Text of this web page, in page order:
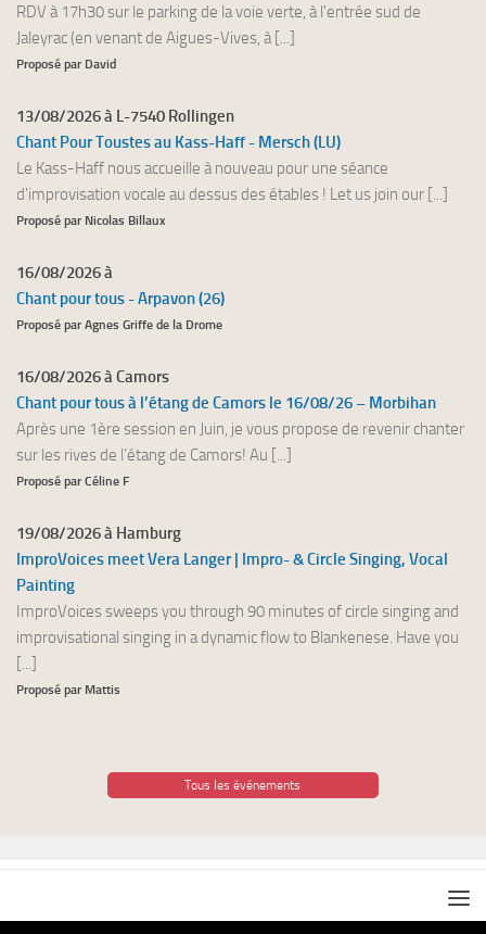
RDV à 17h30 sur le parking de la voie verte, à l'entrée sud de
Jaleyrac (en venant de Aigues-Vives, à [...]
Proposé par David
13/08/2026 à L-7540 Rollingen
Chant Pour Toustes au Kass-Haff - Mersch (LU)
Le Kass-Haff nous accueille à nouveau pour une séance
d'improvisation vocale au dessus des étables ! Let us join our [...]
Proposé par Nicolas Billaux
16/08/2026 à
Chant pour tous - Arpavon (26)
Proposé par Agnes Griffe de la Drome
16/08/2026 à Camors
Chant pour tous à l’étang de Camors le 16/08/26 – Morbihan
Après une 1ère session en Juin, je vous propose de revenir chanter
sur les rives de l’étang de Camors! Au [...]
Proposé par Céline F
19/08/2026 à Hamburg
ImproVoices meet Vera Langer | Impro- & Circle Singing, Vocal
Painting
ImproVoices sweeps you through 90 minutes of circle singing and
improvisational singing in a dynamic flow to Blankenese. Have you
[...]
Proposé par Mattis
Tous les événements